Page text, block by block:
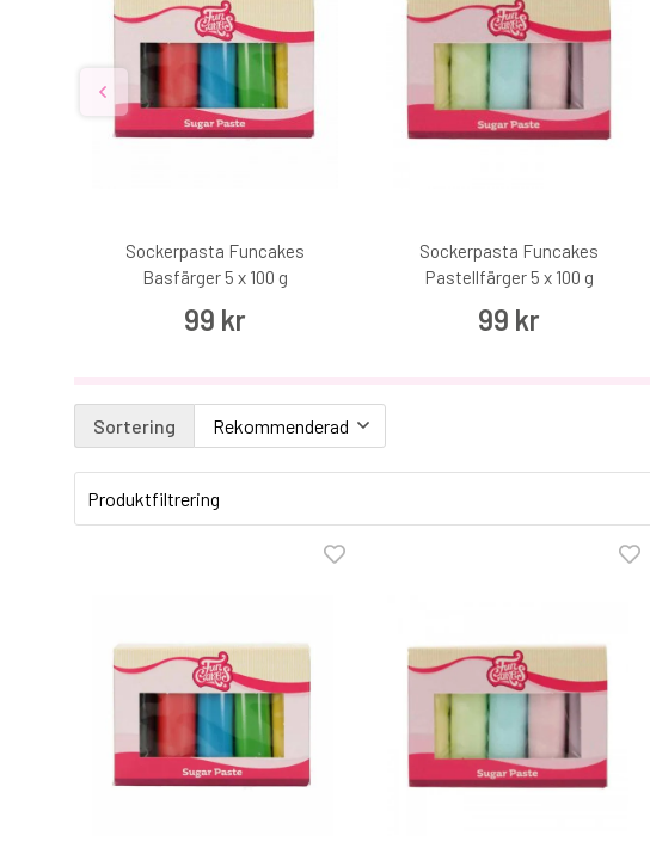
Sockerpasta Funcakes
Basfärger 5 x 100 g
99 kr
Sockerpasta Funcakes
Pastellfärger 5 x 100 g
99 kr
Sortering
Produktfiltrering